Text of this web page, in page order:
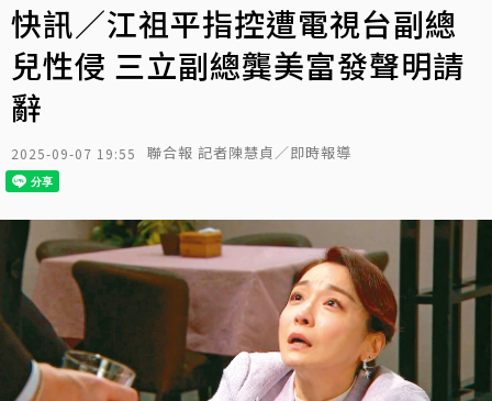
快訊／江祖平指控遭電視台副總
兒性侵 三立副總龔美富發聲明請
辭
2025-09-07 19:55 聯合報 記者陳慧貞／即時報導